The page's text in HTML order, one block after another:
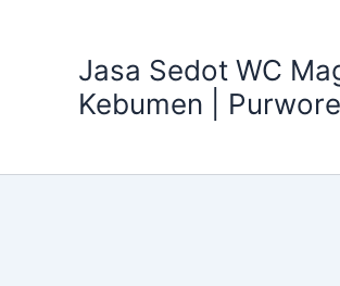
Jasa Sedot WC
Kebumen |